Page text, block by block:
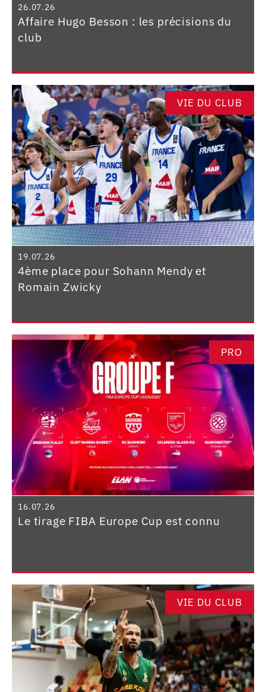
26.07.26
Affaire Hugo Besson : les précisions du
club
VIE DU CLUB
19.07.26
4ème place pour Sohann Mendy et
Romain Zwicky
PRO
16.07.26
Le tirage FIBA Europe Cup est connu
VIE DU CLUB